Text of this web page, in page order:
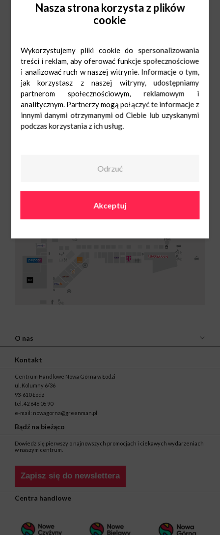
O nas
Kontakt
Centrum Handlowe Nowa Górna w Łodzi
ul. Kolumny 6/36
93-610 Łódź
tel. 42 646 06 90
e-mail: nowagorna@greenman.pl
Bądź na bieżąco
Dowiedz się pierwszy o najnowszych promocjach i ciekawych wydarzeniach
w naszym centrum.
Zapisz się do newslettera
Centra handlowe
Nasza strona korzysta z plików
cookie
Wykorzystujemy pliki cookie do spersonalizowania
treści i reklam, aby oferować funkcje społecznościowe
i analizować ruch w naszej witrynie. Informacje o tym,
jak korzystasz z naszej witryny, udostępniamy
partnerom społecznościowym, reklamowym i
analitycznym. Partnerzy mogą połączyć te informacje z
innymi danymi otrzymanymi od Ciebie lub uzyskanymi
podczas korzystania z ich usług.
Odrzuć
Akceptuj